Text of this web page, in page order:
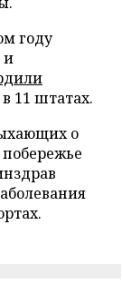
году
и
11 штатах.
о